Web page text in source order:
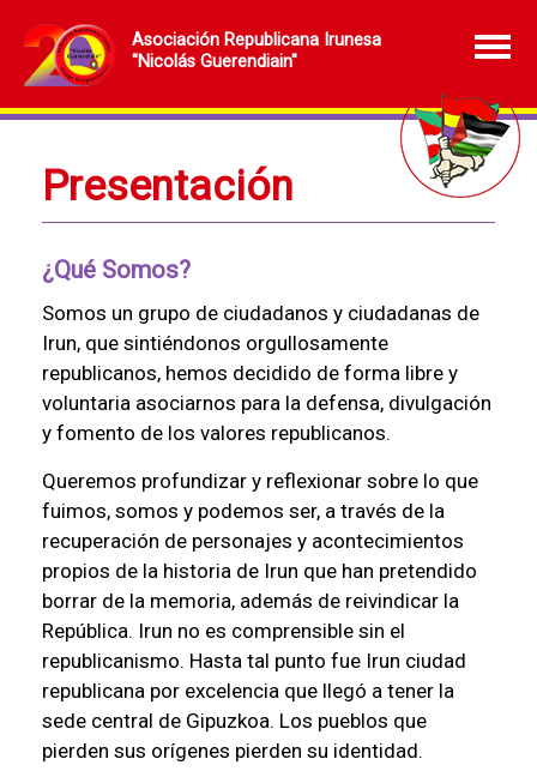
Asociación Republicana Irunesa
"Nicolás Guerendiain"
Presentación
¿Qué Somos?
Somos un grupo de ciudadanos y ciudadanas de
Irun, que sintiéndonos orgullosamente
republicanos, hemos decidido de forma libre y
voluntaria asociarnos para la defensa, divulgación
y fomento de los valores republicanos.
Queremos profundizar y reflexionar sobre lo que
fuimos, somos y podemos ser, a través de la
recuperación de personajes y acontecimientos
propios de la historia de Irun que han pretendido
borrar de la memoria, además de reivindicar la
República. Irun no es comprensible sin el
republicanismo. Hasta tal punto fue Irun ciudad
republicana por excelencia que llegó a tener la
sede central de Gipuzkoa. Los pueblos que
pierden sus orígenes pierden su identidad.